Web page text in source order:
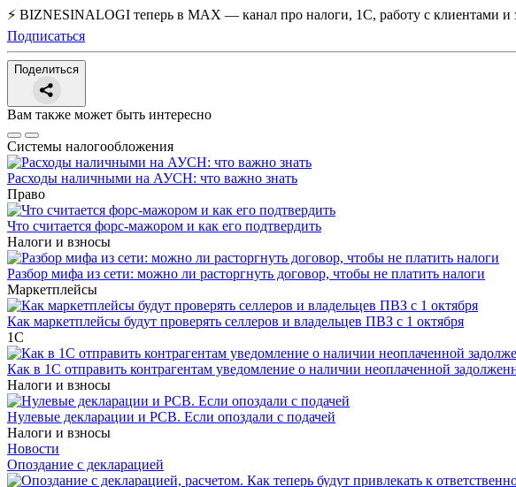
⚡ BIZNESINALOGI теперь в MAX — канал про налоги, 1С, работу с клиентами и
Подписаться
Поделиться
Вам также может быть интересно
Системы налогообложения
Расходы наличными на АУСН: что важно знать
Право
Что считается форс-мажором и как его подтвердить
Налоги и взносы
Разбор мифа из сети: можно ли расторгнуть договор, чтобы не платить налоги
Маркетплейсы
Как маркетплейсы будут проверять селлеров и владельцев ПВЗ с 1 октября
1С
Как в 1С отправить контрагентам уведомление о наличии неоплаченной
Налоги и взносы
Нулевые декларации и РСВ. Если опоздали с подачей
Налоги и взносы
Новости
Опоздание с декларацией